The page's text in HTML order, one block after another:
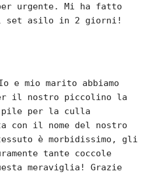
urgente. Mi ha fatto
set asilo in 2 giorni!
e mio marito abbiamo
il nostro piccolino la
pile per la culla
con il nome del nostro
è morbidissimo, gli
tante coccole
meraviglia! Grazie